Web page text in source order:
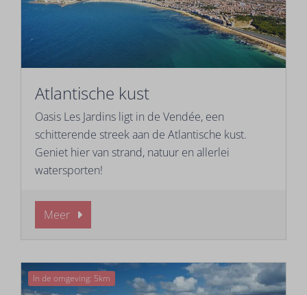
Atlantische kust
Oasis Les Jardins ligt in de Vendée, een
schitterende streek aan de Atlantische kust.
Geniet hier van strand, natuur en allerlei
watersporten!
Meer
In de omgeving: 5km